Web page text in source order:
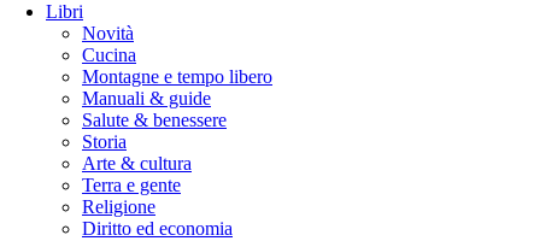
Libri
Novità
Cucina
Montagne e tempo libero
Manuali & guide
Salute & benessere
Storia
Arte & cultura
Terra e gente
Religione
Diritto ed economia